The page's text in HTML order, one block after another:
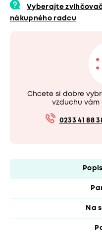
Vyberajte
nákupného radcu
Chcete si dobre
vzduchu vám
0233 41 88
Na